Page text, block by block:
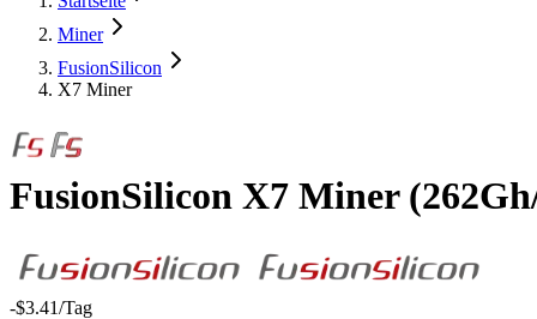
Miner
FusionSilicon
X7 Miner
FusionSilicon X7 Miner (
-$3.41/Tag